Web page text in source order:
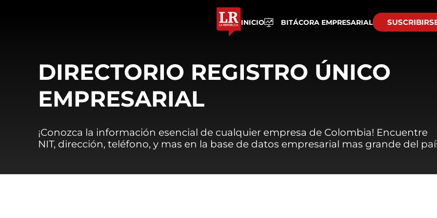
INICIO BITÁCORA EMPRESARIAL
DIRECTORIO REGISTRO ÚNICO
EMPRESARIAL
¡Conozca la información esencial de cualquier empresa de Colombia! Encuentre
NIT, dirección, teléfono, y mas en la base de datos empresarial mas grande del